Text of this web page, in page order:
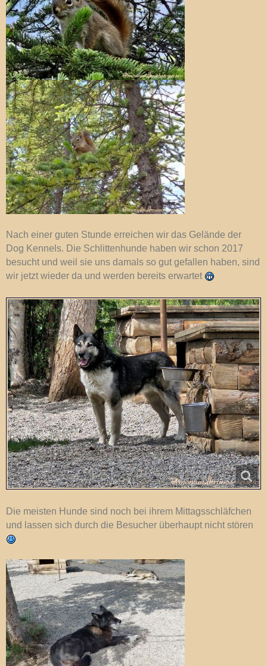
Nach einer guten Stunde erreichen wir das Gelände der
Dog Kennels. Die Schlittenhunde haben wir schon 2017
besucht und weil sie uns damals so gut gefallen haben, sind
wir jetzt wieder da und werden bereits erwartet
Die meisten Hunde sind noch bei ihrem Mittagsschläfchen
und lassen sich durch die Besucher überhaupt nicht stören